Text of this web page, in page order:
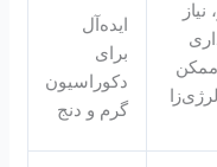
ایده‌آل
برای
دکوراسیون
گرم و دنج